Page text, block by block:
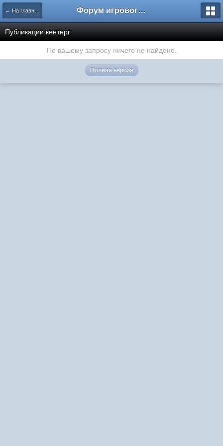
← На главную Форум игрового проекта Riverrise
Публикации кентнрг
По вашему запросу ничего не найдено.
Полная версия